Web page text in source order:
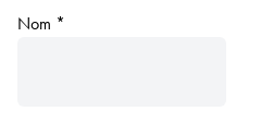
Nom *